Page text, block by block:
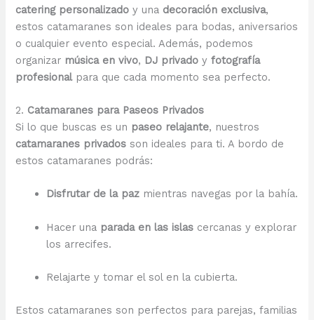
catering personalizado y una decoración exclusiva,
estos catamaranes son ideales para bodas, aniversarios
o cualquier evento especial. Además, podemos
organizar música en vivo, DJ privado yfotografía
profesionalpara que cada momento sea perfecto.
2. Catamaranes para Paseos Privados
Si lo que buscas es un paseo relajante, nuestros
catamaranes privados son ideales para ti. A bordo de
estos catamaranes podrás:
Disfrutar de la paz mientras navegas por la bahía.
Hacer una parada en las islas cercanas y explorar
los arrecifes.
Relajarte y tomar el sol en la cubierta.
Estos catamaranes son perfectos para parejas, familias